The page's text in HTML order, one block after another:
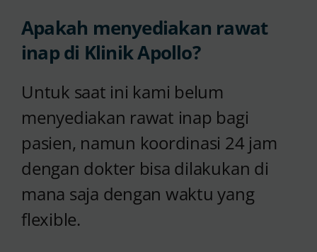
Apakah menyediakan rawat
inap di Klinik Apollo?
Untuk saat ini kami belum
menyediakan rawat inap bagi
pasien, namun koordinasi 24 jam
dengan dokter bisa dilakukan di
mana saja dengan waktu yang
flexible.